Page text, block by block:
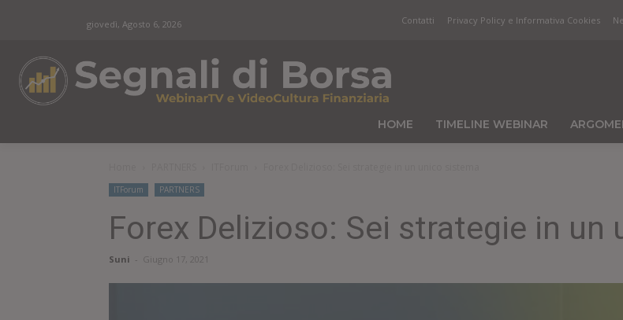
giovedì, Agosto 6, 2026 Contatti Privacy Policy e Informativa Cookies
HOME TIMELINE WEBINAR
ITForum PARTNERS
Forex Delizioso: Sei strategie in un
Suni - Giugno 17, 2021